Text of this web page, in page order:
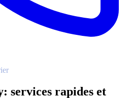
services rapides et